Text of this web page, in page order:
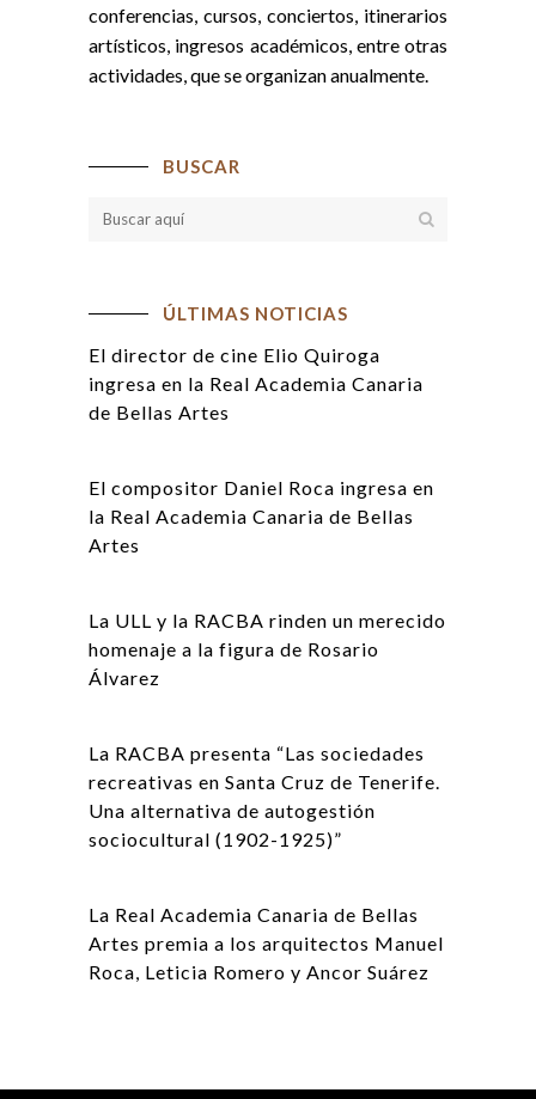
conferencias, cursos, conciertos, itinerarios
artísticos, ingresos académicos, entre otras
actividades, que se organizan anualmente.
BUSCAR
ÚLTIMAS NOTICIAS
El director de cine Elio Quiroga
ingresa en la Real Academia Canaria
de Bellas Artes
El compositor Daniel Roca ingresa en
la Real Academia Canaria de Bellas
Artes
La ULL y la RACBA rinden un merecido
homenaje a la figura de Rosario
Álvarez
La RACBA presenta “Las sociedades
recreativas en Santa Cruz de Tenerife.
Una alternativa de autogestión
sociocultural (1902-1925)”
La Real Academia Canaria de Bellas
Artes premia a los arquitectos Manuel
Roca, Leticia Romero y Ancor Suárez